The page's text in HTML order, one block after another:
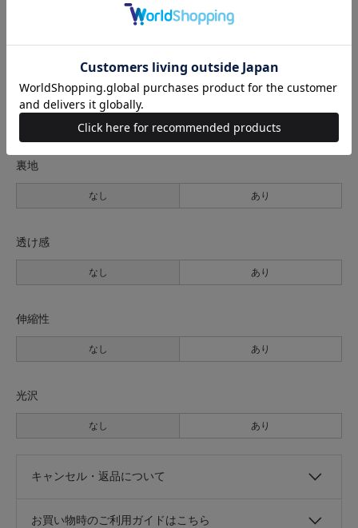
77cm 30cm 87cm
サイズの測り方について
生地の厚さ
裏地
なし あり
透け感
なし あり
伸縮性
なし あり
光沢
なし あり
キャンセル・返品について
お買い物時のご利用ガイドはこちら